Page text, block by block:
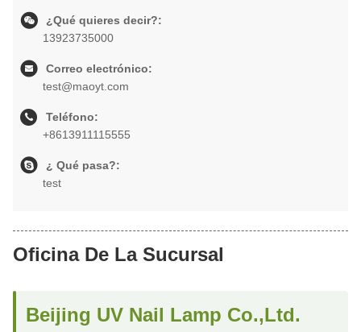
¿Qué quieres decir?:
13923735000
Correo electrónico:
test@maoyt.com
Teléfono:
+8613911115555
¿ Qué pasa?:
test
Oficina De La Sucursal
Beijing UV Nail Lamp Co.,Ltd.